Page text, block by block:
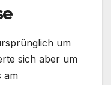
um
sich aber um
am